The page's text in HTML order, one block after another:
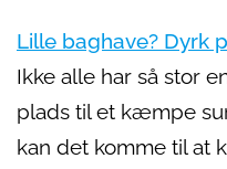
Lille baghave? Dyrk
Ikke alle har så stor
plads til et kæmpe
kan det komme til at